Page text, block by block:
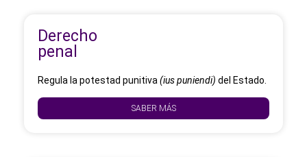
Derecho
penal
Regula la potestad punitiva (ius puniendi) del Estado.
SABER MÁS